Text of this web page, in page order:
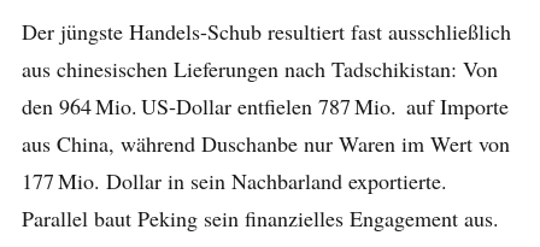
Der jüngste Handels-Schub resultiert fast ausschließlich
aus chinesischen Lieferungen nach Tadschikistan: Von
den 964 Mio. US‑Dollar entfielen 787 Mio. auf Importe
aus China, während Duschanbe nur Waren im Wert von
177 Mio. Dollar in sein Nachbarland exportierte.
Parallel baut Peking sein finanzielles Engagement aus.